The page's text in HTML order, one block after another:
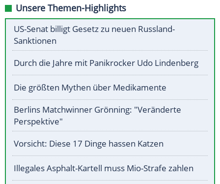
Unsere Themen-Highlights
US-Senat billigt Gesetz zu neuen Russland-
Sanktionen
Durch die Jahre mit Panikrocker Udo Lindenberg
Die größten Mythen über Medikamente
Berlins Matchwinner Grönning: "Veränderte
Perspektive"
Vorsicht: Diese 17 Dinge hassen Katzen
Illegales Asphalt-Kartell muss Mio-Strafe zahlen